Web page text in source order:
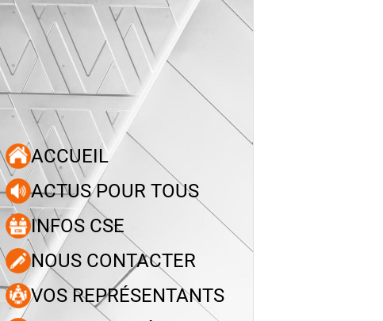
ACCUEIL
ACTUS POUR TOUS
INFOS CSE
NOUS CONTACTER
VOS REPRÉSENTANTS